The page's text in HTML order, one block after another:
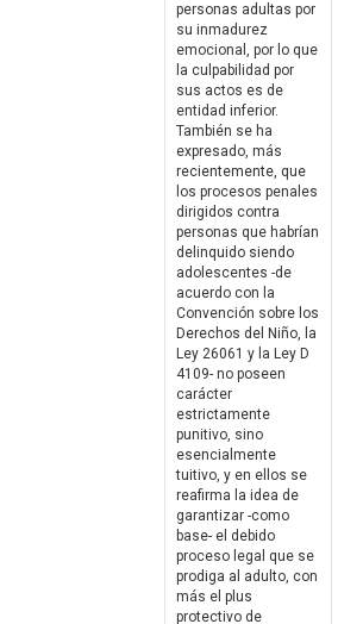
personas adultas por
su inmadurez
emocional, por lo que
la culpabilidad por
sus actos es de
entidad inferior.
También se ha
expresado, más
recientemente, que
los procesos penales
dirigidos contra
personas que habrían
delinquido siendo
adolescentes -de
acuerdo con la
Convención sobre los
Derechos del Niño, la
Ley 26061 y la Ley D
4109- no poseen
carácter
estrictamente
punitivo, sino
esencialmente
tuitivo, y en ellos se
reafirma la idea de
garantizar -como
base- el debido
proceso legal que se
prodiga al adulto, con
más el plus
protectivo de